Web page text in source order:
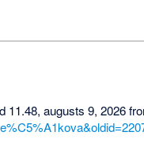
11.48, augusts 9, 2026